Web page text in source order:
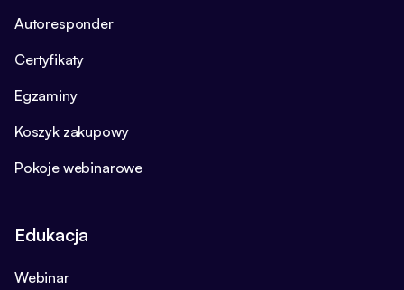
Autoresponder
Certyfikaty
Egzaminy
Koszyk zakupowy
Pokoje webinarowe
Edukacja
Webinar